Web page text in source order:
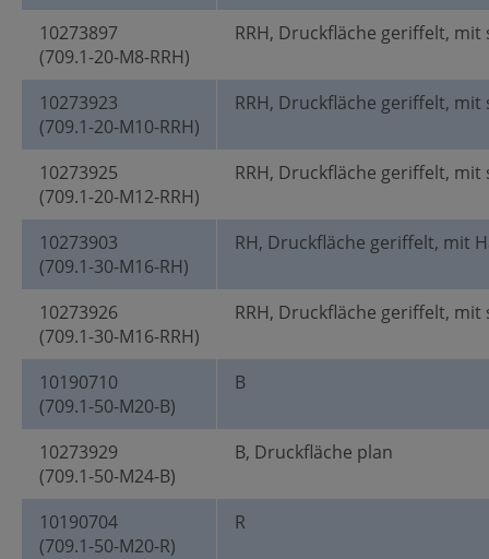
10273897
(709.1-20-M8-RRH)
RRH, Druckfläche geriffelt,
10273923
(709.1-20-M10-RRH)
RRH, Druckfläche geriffelt,
10273925
(709.1-20-M12-RRH)
RRH, Druckfläche geriffelt,
10273903
(709.1-30-M16-RH)
RH, Druckfläche geriffelt, mit
10273926
(709.1-30-M16-RRH)
RRH, Druckfläche geriffelt,
10190710
(709.1-50-M20-B)
B
10273929
(709.1-50-M24-B)
B, Druckfläche plan
10190704
(709.1-50-M20-R)
R